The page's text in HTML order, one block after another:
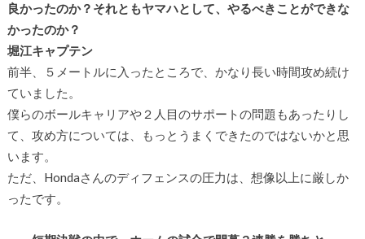
良かったのか？それともヤマハとして、やるべきことができな
かったのか？
堀江キャプテン
前半、５メートルに入ったところで、かなり長い時間攻め続け
ていました。
僕らのボールキャリアや２人目のサポートの問題もあったりし
て、攻め方については、もっとうまくできたのではないかと思
います。
ただ、Hondaさんのディフェンスの圧力は、想像以上に厳しか
ったです。